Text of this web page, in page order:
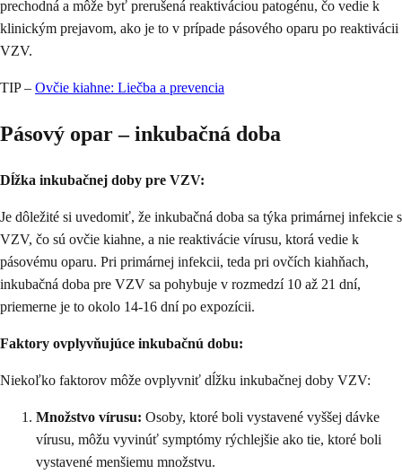
prechodná a môže byť prerušená reaktiváciou patogénu, čo vedie k
klinickým prejavom, ako je to v prípade pásového oparu po reaktivácii
VZV.
TIP – Ovčie kiahne: Liečba a prevencia
Pásový opar – inkubačná doba
Dĺžka inkubačnej doby pre VZV:
Je dôležité si uvedomiť, že inkubačná doba sa týka primárnej infekcie s
VZV, čo sú ovčie kiahne, a nie reaktivácie vírusu, ktorá vedie k
pásovému oparu. Pri primárnej infekcii, teda pri ovčích kiahňach,
inkubačná doba pre VZV sa pohybuje v rozmedzí 10 až 21 dní,
priemerne je to okolo 14-16 dní po expozícii.
Faktory ovplyvňujúce inkubačnú dobu:
Niekoľko faktorov môže ovplyvniť dĺžku inkubačnej doby VZV:
Množstvo vírusu: Osoby, ktoré boli vystavené vyššej dávke
vírusu, môžu vyvinúť symptómy rýchlejšie ako tie, ktoré boli
vystavené menšiemu množstvu.